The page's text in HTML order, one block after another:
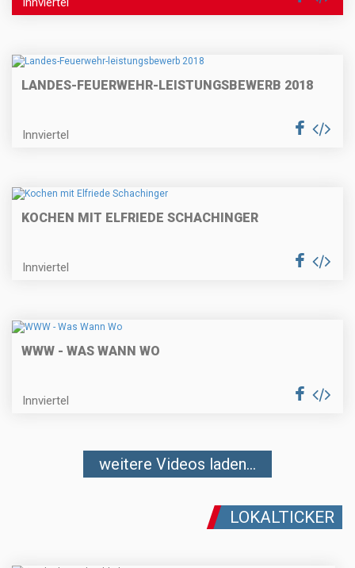
LANDES-FEUERWEHR-LEISTUNGSBEWERB 2018
Innviertel
KOCHEN MIT ELFRIEDE SCHACHINGER
Innviertel
WWW - WAS WANN WO
Innviertel
weitere Videos laden...
LOKALTICKER